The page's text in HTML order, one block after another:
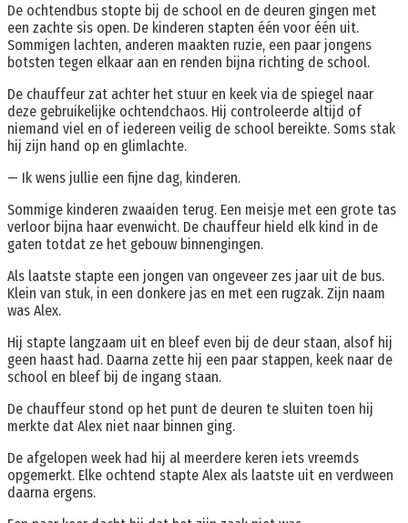
De ochtendbus stopte bij de school en de deuren gingen met
een zachte sis open. De kinderen stapten één voor één uit.
Sommigen lachten, anderen maakten ruzie, een paar jongens
botsten tegen elkaar aan en renden bijna richting de school.
De chauffeur zat achter het stuur en keek via de spiegel naar
deze gebruikelijke ochtendchaos. Hij controleerde altijd of
niemand viel en of iedereen veilig de school bereikte. Soms stak
hij zijn hand op en glimlachte.
— Ik wens jullie een fijne dag, kinderen.
Sommige kinderen zwaaiden terug. Een meisje met een grote tas
verloor bijna haar evenwicht. De chauffeur hield elk kind in de
gaten totdat ze het gebouw binnengingen.
Als laatste stapte een jongen van ongeveer zes jaar uit de bus.
Klein van stuk, in een donkere jas en met een rugzak. Zijn naam
was Alex.
Hij stapte langzaam uit en bleef even bij de deur staan, alsof hij
geen haast had. Daarna zette hij een paar stappen, keek naar de
school en bleef bij de ingang staan.
De chauffeur stond op het punt de deuren te sluiten toen hij
merkte dat Alex niet naar binnen ging.
De afgelopen week had hij al meerdere keren iets vreemds
opgemerkt. Elke ochtend stapte Alex als laatste uit en verdween
daarna ergens.